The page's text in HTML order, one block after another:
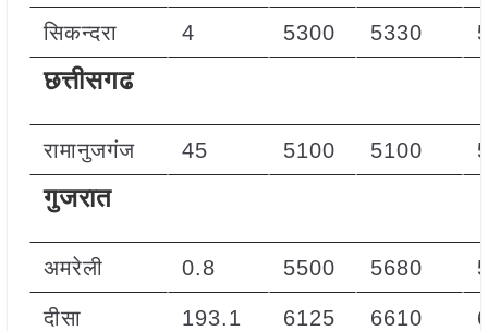
सिकन्दरा 4 5300 5330
छत्तीसगढ
रामानुजगंज 45 5100 5100
गुजरात
अमरेली 0.8 5500 5680
दीसा 193.1 6125 6610